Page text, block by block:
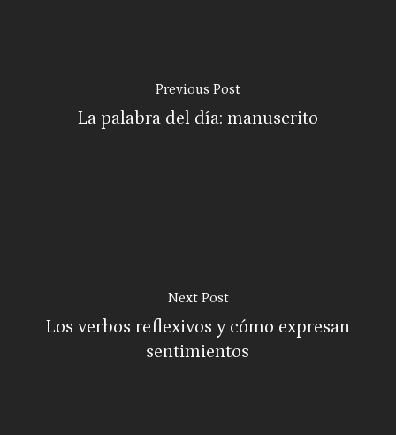
Previous Post
La palabra del día: manuscrito
Next Post
Los verbos reflexivos y cómo expresan
sentimientos